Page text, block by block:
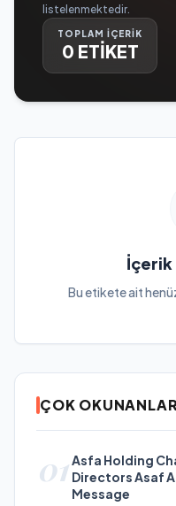
listelenmektedir.
TOPLAM İÇERİK
0 ETİKET
İçerik
Bu etikete ait
ÇOK OKUNANLAR
01Asfa Holding
Directors Asaf
Message